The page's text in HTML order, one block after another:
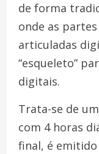
de forma
onde as
articuladas
“esqueleto”
digitais.
Trata-se de
com 4 horas
final, é